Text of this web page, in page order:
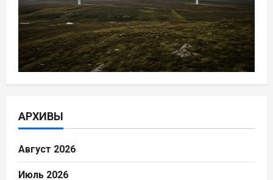
АРХИВЫ
Август 2026
Июль 2026